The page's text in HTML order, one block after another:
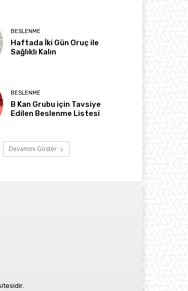
BESLENME
Haftada İki Gün Oruç ile
Sağlıklı Kalın
BESLENME
B Kan Grubu için Tavsiye
Edilen Beslenme Listesi
Devamını Göster